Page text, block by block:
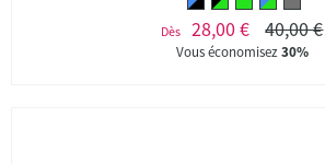
Dès 28,00 € 40,00 €
Vous économisez30%